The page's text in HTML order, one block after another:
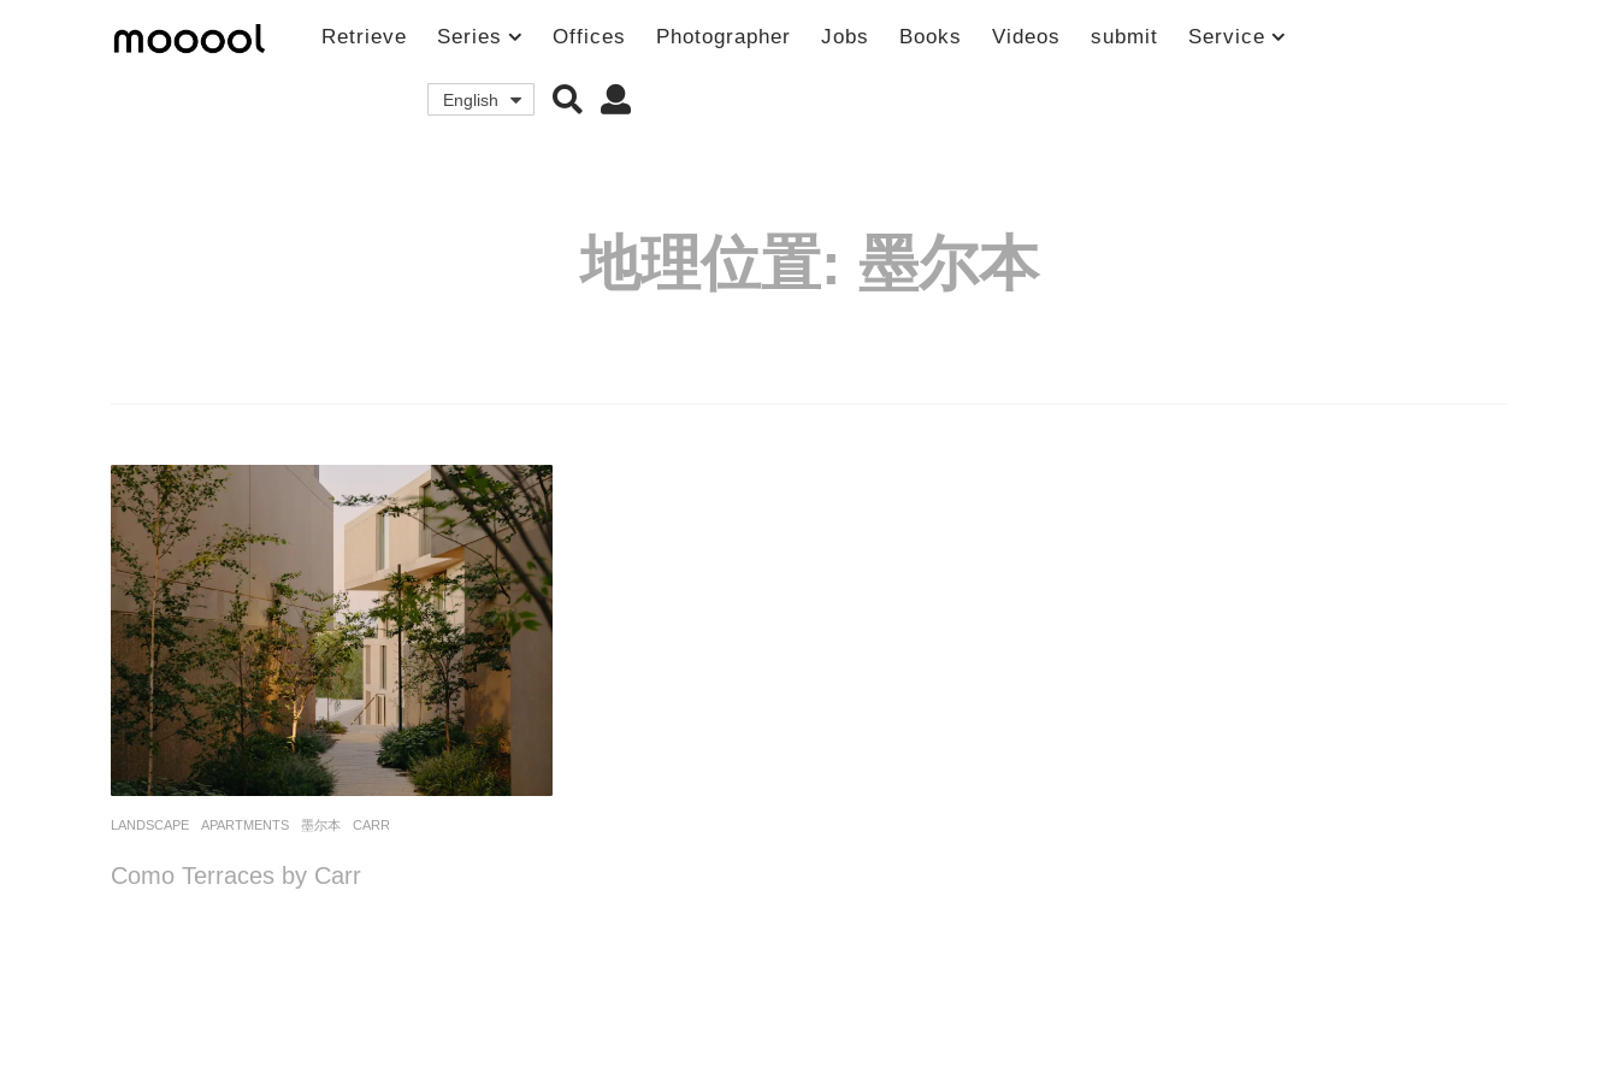
Retrieve Series Offices Photographer Jobs Books Videos submit Service
English
地理位置: 墨尔本
LANDSCAPE APARTMENTS 墨尔本 CARR
Como Terraces by Carr